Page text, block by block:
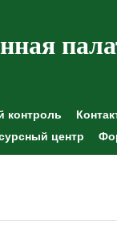
контроль
центр